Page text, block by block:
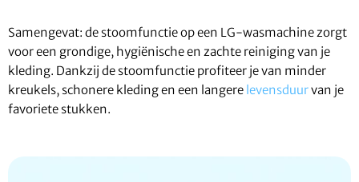
Samengevat: de stoomfunctie op een LG-wasmachine zorgt
voor een grondige, hygiënische en zachte reiniging van je
kleding. Dankzij de stoomfunctie profiteer je van minder
kreukels, schonere kleding en een langere levensduurvan je
favoriete stukken.